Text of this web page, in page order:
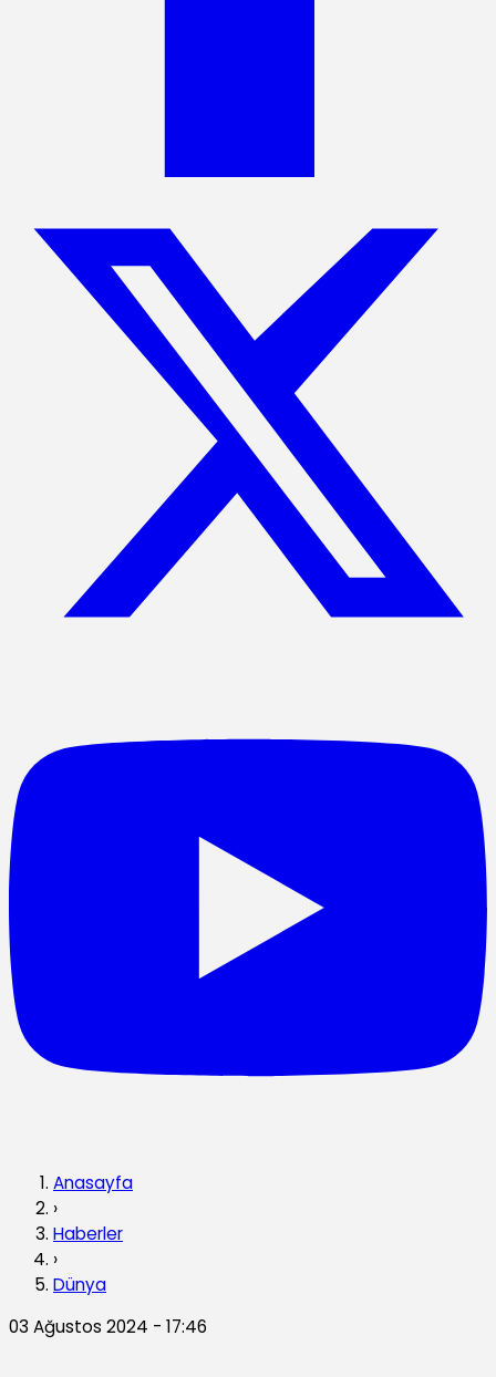
Anasayfa
›
Haberler
›
Dünya
03 Ağustos 2024 - 17:46